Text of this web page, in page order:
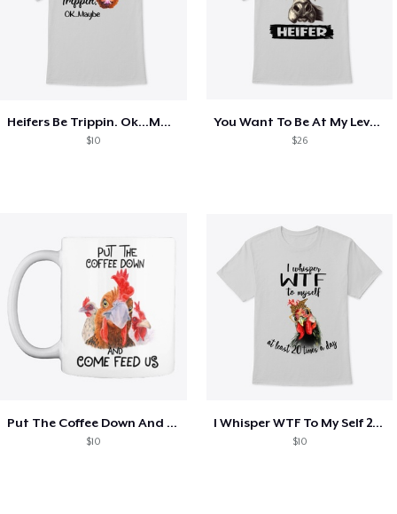
Heifers Be Trippin. Ok...Maybe
$10
You Want To Be At My Level? Climb
$26
Put The Coffee Down And Come Feed Us
$10
I Whisper WTF To My Self 20 Times A Day
$10